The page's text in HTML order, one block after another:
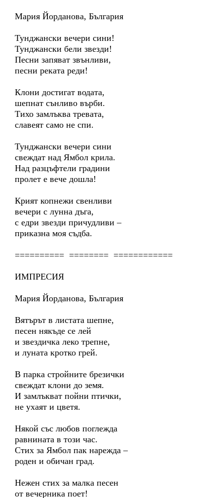
Мария Йорданова, България
Тунджански вечери сини!
Тунджански бели звезди!
Песни запяват звънливи,
песни реката реди!
Клони достигат водата,
шепнат сънливо върби.
Тихо замлъква тревата,
славеят само не спи.
Тунджански вечери сини
свеждат над Ямбол крила.
Над разцъфтели градини
пролет е вече дошла!
Крият копнежи свенливи
вечери с лунна дъга,
с едри звезди причудливи –
приказна моя съдба.
========== ======== ============
ИМПРЕСИЯ
Мария Йорданова, България
Вятърът в листата шепне,
песен някъде се лей
и звездичка леко трепне,
и луната кротко грей.
В парка стройните брезички
свеждат клони до земя.
И замлъкват пойни птички,
не ухаят и цветя.
Някой със любов поглежда
равнината в този час.
Стих за Ямбол пак нарежда –
роден и обичан град.
Нежен стих за малка песен
от вечерника поет!